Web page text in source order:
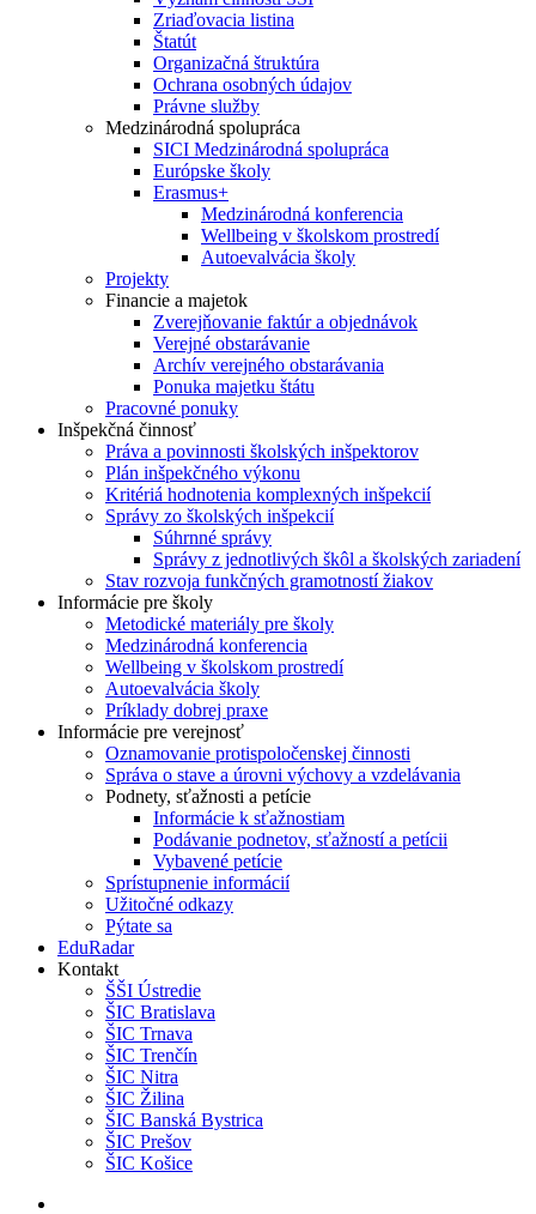
Zriaďovacia listina
Štatút
Organizačná štruktúra
Ochrana osobných údajov
Právne služby
Medzinárodná spolupráca
SICI Medzinárodná spolupráca
Európske školy
Erasmus+
Medzinárodná konferencia
Wellbeing v školskom prostredí
Autoevalvácia školy
Projekty
Financie a majetok
Zverejňovanie faktúr a objednávok
Verejné obstarávanie
Archív verejného obstarávania
Ponuka majetku štátu
Pracovné ponuky
Inšpekčná činnosť
Práva a povinnosti školských inšpektorov
Plán inšpekčného výkonu
Kritériá hodnotenia komplexných inšpekcií
Správy zo školských inšpekcií
Súhrnné správy
Správy z jednotlivých škôl a školských zariadení
Stav rozvoja funkčných gramotností žiakov
Informácie pre školy
Metodické materiály pre školy
Medzinárodná konferencia
Wellbeing v školskom prostredí
Autoevalvácia školy
Príklady dobrej praxe
Informácie pre verejnosť
Oznamovanie protispoločenskej činnosti
Správa o stave a úrovni výchovy a vzdelávania
Podnety, sťažnosti a petície
Informácie k sťažnostiam
Podávanie podnetov, sťažností a petícii
Vybavené petície
Sprístupnenie informácií
Užitočné odkazy
Pýtate sa
EduRadar
Kontakt
ŠŠI Ústredie
ŠIC Bratislava
ŠIC Trnava
ŠIC Trenčín
ŠIC Nitra
ŠIC Žilina
ŠIC Banská Bystrica
ŠIC Prešov
ŠIC Košice